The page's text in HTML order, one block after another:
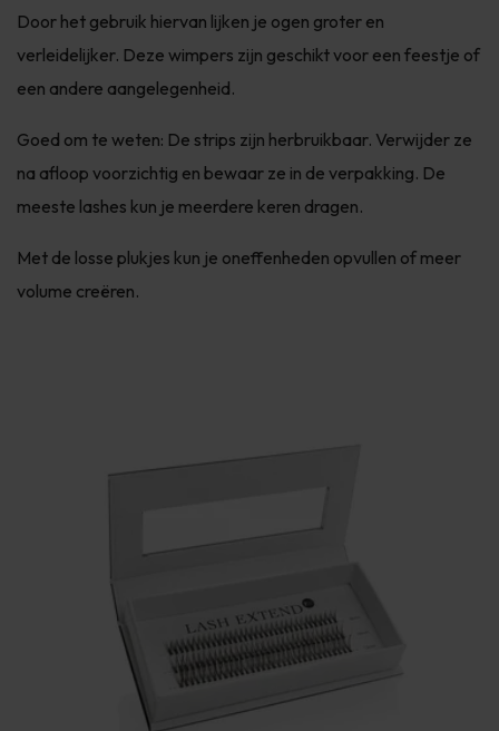
Door het gebruik hiervan lijken je ogen groter en
verleidelijker. Deze wimpers zijn geschikt voor een feestje of
een andere aangelegenheid.
Goed om te weten: De strips zijn herbruikbaar. Verwijder ze
na afloop voorzichtig en bewaar ze in de verpakking. De
meeste lashes kun je meerdere keren dragen.
Met de losse plukjes kun je oneffenheden opvullen of meer
volume creëren.